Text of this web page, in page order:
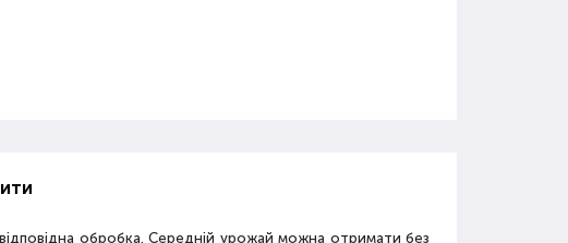
обробка. Середній урожай можна отримати без